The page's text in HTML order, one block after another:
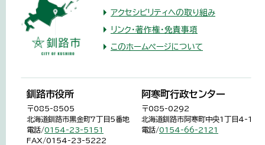
アクセシビリティへの取り組み
リンク・著作権・免責事項
このホームページについて
釧路市役所
〒085-8505
北海道釧路市黒金町7丁目5番地
電話/0154-23-5151
FAX/0154-23-5222
阿寒町行政センター
〒085-0292
北海道釧路市阿寒町中央1丁目4-1
電話/0154-66-2121